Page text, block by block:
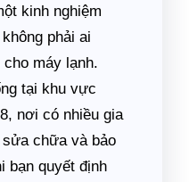
kinh nghiệm
phải ai
máy lạnh.
tại khu vực
nơi có nhiều gia
chữa và bảo
bạn quyết định